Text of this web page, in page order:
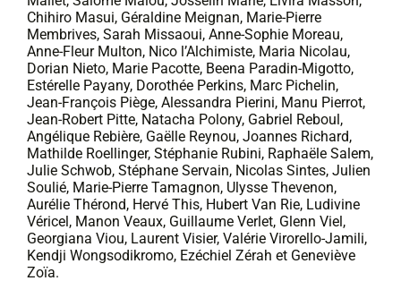
Chihiro Masui, Géraldine Meignan, Marie-Pierre
Membrives, Sarah Missaoui, Anne-Sophie Moreau,
Anne-Fleur Multon, Nico l’Alchimiste, Maria Nicolau,
Dorian Nieto, Marie Pacotte, Beena Paradin-Migotto,
Estérelle Payany, Dorothée Perkins, Marc Pichelin,
Jean-François Piège, Alessandra Pierini, Manu Pierrot,
Jean-Robert Pitte, Natacha Polony, Gabriel Reboul,
Angélique Rebière, Gaëlle Reynou, Joannes Richard,
Mathilde Roellinger, Stéphanie Rubini, Raphaële Salem,
Julie Schwob, Stéphane Servain, Nicolas Sintes, Julien
Soulié, Marie-Pierre Tamagnon, Ulysse Thevenon,
Aurélie Thérond, Hervé This, Hubert Van Rie, Ludivine
Véricel, Manon Veaux, Guillaume Verlet, Glenn Viel,
Georgiana Viou, Laurent Visier, Valérie Virorello-Jamili,
Kendji Wongsodikromo, Ezéchiel Zérah et Geneviève
Zoïa.